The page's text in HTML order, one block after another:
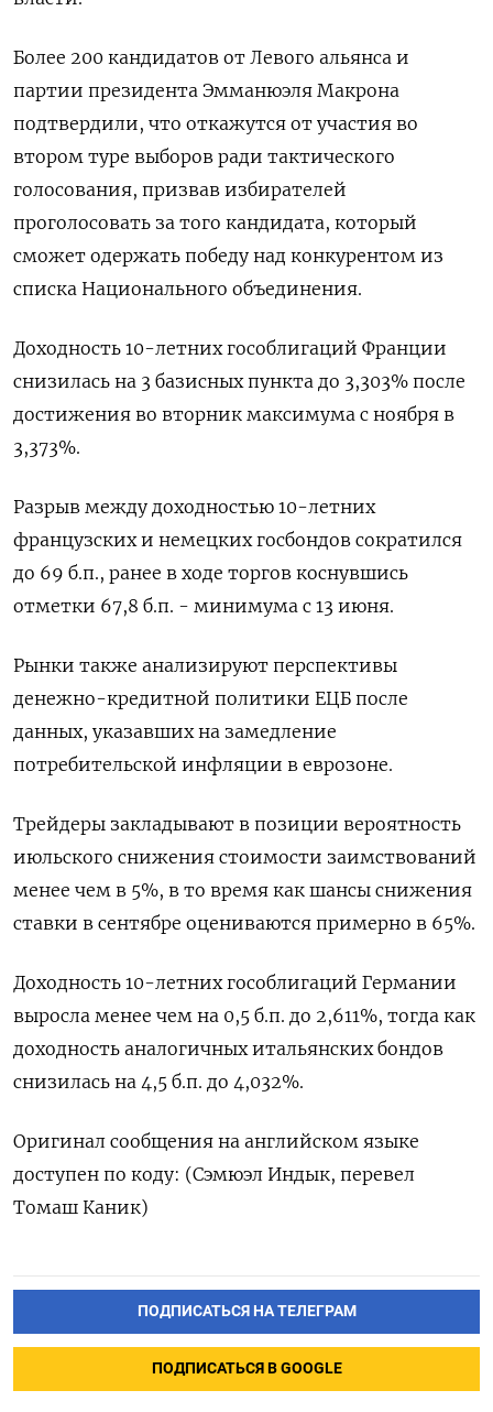
Более 200 кандидатов от Левого альянса и
партии президента Эмманюэля Макрона
подтвердили, что откажутся от участия во
втором туре выборов ради тактического
голосования, призвав избирателей
проголосовать за того кандидата, который
сможет одержать победу над конкурентом из
списка Национального объединения.
Доходность 10-летних гособлигаций Франции
снизилась на 3 базисных пункта до 3,303% после
достижения во вторник максимума с ноября в
3,373%.
Разрыв между доходностью 10-летних
французских и немецких госбондов сократился
до 69 б.п., ранее в ходе торгов коснувшись
отметки 67,8 б.п. - минимума с 13 июня.
Рынки также анализируют перспективы
денежно-кредитной политики ЕЦБ после
данных, указавших на замедление
потребительской инфляции в еврозоне.
Трейдеры закладывают в позиции вероятность
июльского снижения стоимости заимствований
менее чем в 5%, в то время как шансы снижения
ставки в сентябре оцениваются примерно в 65%.
Доходность 10-летних гособлигаций Германии
выросла менее чем на 0,5 б.п. до 2,611%, тогда как
доходность аналогичных итальянских бондов
снизилась на 4,5 б.п. до 4,032%.
Оригинал сообщения на английском языке
доступен по коду: (Сэмюэл Индык, перевел
Томаш Каник)
ПОДПИСАТЬСЯ НА ТЕЛЕГРАМ
ПОДПИСАТЬСЯ В GOOGLE